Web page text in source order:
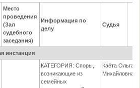
Место
проведения
(Зал
судебного
заседания)
Информация по
делу
Судья
инстанция
КАТЕГОРИЯ: Споры,
возникающие из
семейных
Каёта Ольга
Михайловна